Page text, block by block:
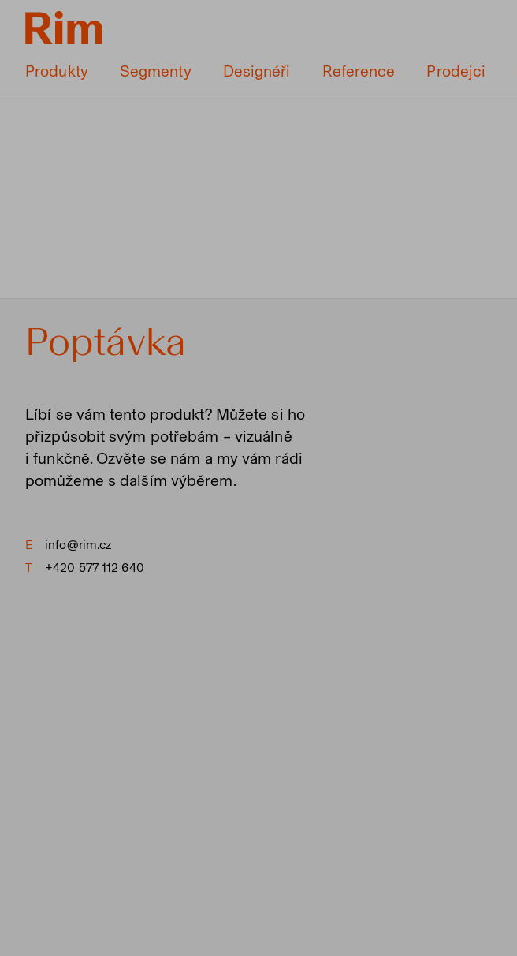
Produkty Segmenty Designéři Reference Prodejci
Poptávka
Líbí se vám tento produkt? Můžete si ho
přizpůsobit svým potřebám – vizuálně
i funkčně. Ozvěte se nám a my vám rádi
pomůžeme s dalším výběrem.
E
info@rim.cz
T
+420 577 112 640